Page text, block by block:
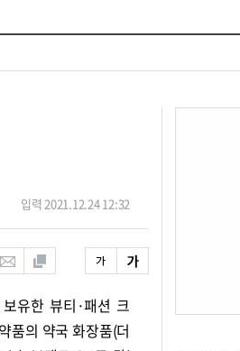
입력 2021.12.24 12:32
유한 뷰티·패션 크
품의 약국 화장품(더